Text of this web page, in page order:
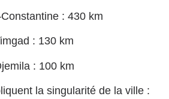
: 430 km
: 130 km
: 100 km
la singularité de la ville :